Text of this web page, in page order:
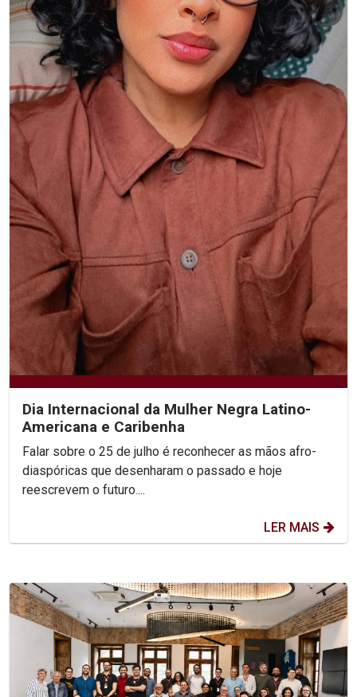
Dia Internacional da Mulher Negra Latino-
Americana e Caribenha
Falar sobre o 25 de julho é reconhecer as mãos afro-
diaspóricas que desenharam o passado e hoje
reescrevem o futuro....
LER MAIS